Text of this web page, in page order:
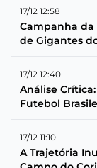
17/12 12:58
Campanha da
de Gigantes
17/12 12:40
Análise
Futebol
17/12 11:10
A Trajetória